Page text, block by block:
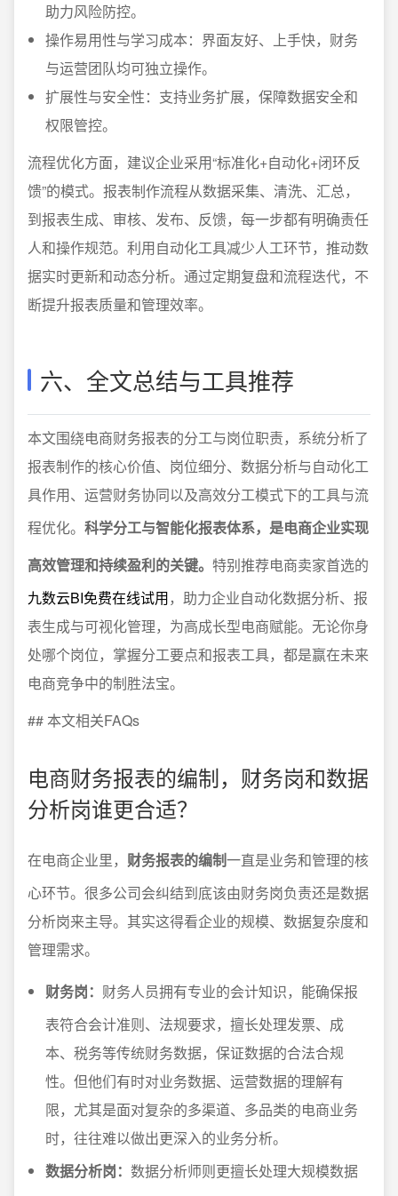
助力风险防控。
操作易用性与学习成本：界面友好、上手快，财务
与运营团队均可独立操作。
扩展性与安全性：支持业务扩展，保障数据安全和
权限管控。
流程优化方面，建议企业采用“标准化+自动化+闭环反
馈”的模式。报表制作流程从数据采集、清洗、汇总，
到报表生成、审核、发布、反馈，每一步都有明确责任
人和操作规范。利用自动化工具减少人工环节，推动数
据实时更新和动态分析。通过定期复盘和流程迭代，不
断提升报表质量和管理效率。
六、全文总结与工具推荐
本文围绕电商财务报表的分工与岗位职责，系统分析了
报表制作的核心价值、岗位细分、数据分析与自动化工
具作用、运营财务协同以及高效分工模式下的工具与流
程优化。 科学分工与智能化报表体系，是电商企业实现
高效管理和持续盈利的关键。 特别推荐电商卖家首选的
九数云BI免费在线试用，助力企业自动化数据分析、报
表生成与可视化管理，为高成长型电商赋能。无论你身
处哪个岗位，掌握分工要点和报表工具，都是赢在未来
电商竞争中的制胜法宝。
## 本文相关FAQs
电商财务报表的编制，财务岗和数据
分析岗谁更合适？
在电商企业里， 财务报表的编制一直是业务和管理的核
心环节。很多公司会纠结到底该由财务岗负责还是数据
分析岗来主导。其实这得看企业的规模、数据复杂度和
管理需求。
财务岗： 财务人员拥有专业的会计知识，能确保报
表符合会计准则、法规要求，擅长处理发票、成
本、税务等传统财务数据，保证数据的合法合规
性。但他们有时对业务数据、运营数据的理解有
限，尤其是面对复杂的多渠道、多品类的电商业务
时，往往难以做出更深入的业务分析。
数据分析岗： 数据分析师则更擅长处理大规模数据